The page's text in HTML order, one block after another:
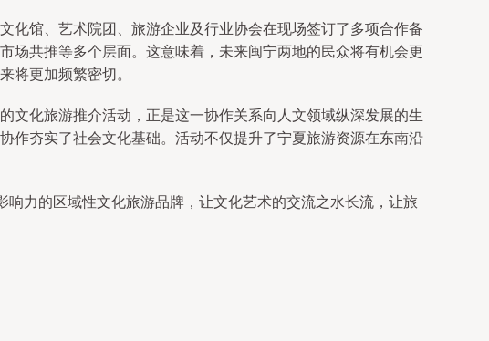
化馆、艺术院团、旅游企业及行业协会在现场签订了多项合作备
场共推等多个层面。这意味着，未来闽宁两地的民众将有机会更
将更加频繁密切。
文化旅游推介活动，正是这一协作关系向人文领域纵深发展的生
作夯实了社会文化基础。活动不仅提升了宁夏旅游资源在东南沿
力的区域性文化旅游品牌，让文化艺术的交流之水长流，让旅